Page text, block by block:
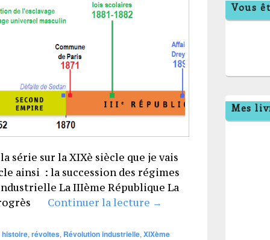
série sur la XIXè siècle que je vais
ainsi : la succession des régimes
La IIIème République La
Continuer la lecture H27 Monarchie,
→
histoire, révoltes, Révolution industrielle, XIXème
Vous
Mes